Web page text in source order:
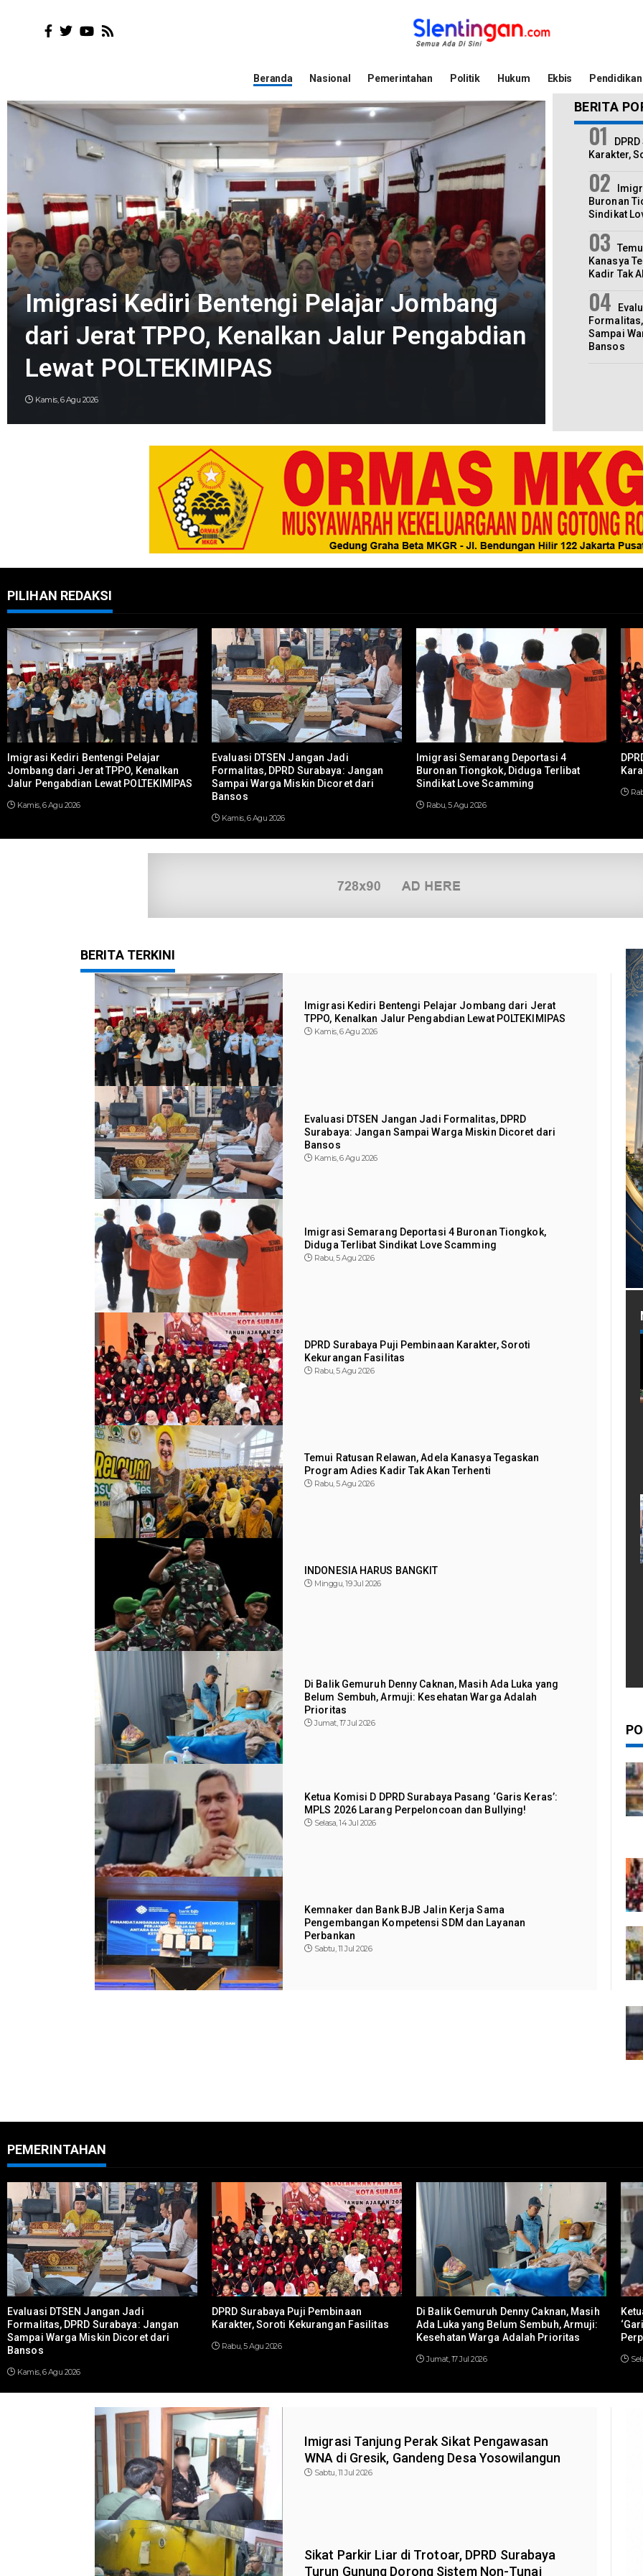
Beranda Nasional Pemerintahan Politik Hukum Ekbis Pendidikan
Imigrasi Kediri Bentengi Pelajar Jombang
dari Jerat TPPO, Kenalkan Jalur Pengabdian
Lewat POLTEKIMIPAS
Kamis, 6 Agu 2026
BERITA
Karakter,
Buronan
Sindikat
Kanasya
Kadir Tak
Sampai
Bansos
PILIHAN REDAKSI
Imigrasi Kediri Bentengi Pelajar
Jombang dari Jerat TPPO, Kenalkan
Jalur Pengabdian Lewat POLTEKIMIPAS
Kamis, 6 Agu 2026
Evaluasi DTSEN Jangan Jadi
Formalitas, DPRD Surabaya: Jangan
Sampai Warga Miskin Dicoret dari
Bansos
Kamis, 6 Agu 2026
Imigrasi Semarang Deportasi 4
Buronan Tiongkok, Diduga Terlibat
Sindikat Love Scamming
Rabu, 5 Agu 2026
BERITA TERKINI
Imigrasi Kediri Bentengi Pelajar Jombang dari Jerat
TPPO, Kenalkan Jalur Pengabdian Lewat POLTEKIMIPAS
Kamis, 6 Agu 2026
Evaluasi DTSEN Jangan Jadi Formalitas, DPRD
Surabaya: Jangan Sampai Warga Miskin Dicoret dari
Bansos
Kamis, 6 Agu 2026
Imigrasi Semarang Deportasi 4 Buronan Tiongkok,
Diduga Terlibat Sindikat Love Scamming
Rabu, 5 Agu 2026
DPRD Surabaya Puji Pembinaan Karakter, Soroti
Kekurangan Fasilitas
Rabu, 5 Agu 2026
Temui Ratusan Relawan, Adela Kanasya Tegaskan
Program Adies Kadir Tak Akan Terhenti
Rabu, 5 Agu 2026
INDONESIA HARUS BANGKIT
Minggu, 19 Jul 2026
Di Balik Gemuruh Denny Caknan, Masih Ada Luka yang
Belum Sembuh, Armuji: Kesehatan Warga Adalah
Prioritas
Jumat, 17 Jul 2026
Ketua Komisi D DPRD Surabaya Pasang ‘Garis Keras’:
MPLS 2026 Larang Perpeloncoan dan Bullying!
Selasa, 14 Jul 2026
Kemnaker dan Bank BJB Jalin Kerja Sama
Pengembangan Kompetensi SDM dan Layanan
Perbankan
Sabtu, 11 Jul 2026
PEMERINTAHAN
Evaluasi DTSEN Jangan Jadi
Formalitas, DPRD Surabaya: Jangan
Sampai Warga Miskin Dicoret dari
Bansos
Kamis, 6 Agu 2026
DPRD Surabaya Puji Pembinaan
Karakter, Soroti Kekurangan Fasilitas
Rabu, 5 Agu 2026
Di Balik Gemuruh Denny Caknan, Masih
Ada Luka yang Belum Sembuh, Armuji:
Kesehatan Warga Adalah Prioritas
Jumat, 17 Jul 2026
Imigrasi Tanjung Perak Sikat Pengawasan
WNA di Gresik, Gandeng Desa Yosowilangun
Sabtu, 11 Jul 2026
Sikat Parkir Liar di Trotoar, DPRD Surabaya
Turun Gunung Dorong Sistem Non-Tunai